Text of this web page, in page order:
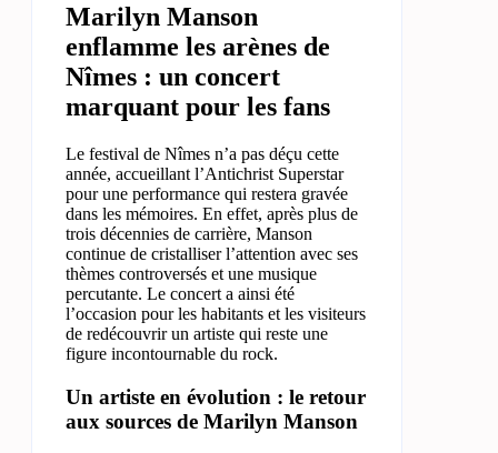
Marilyn Manson
enflamme les arènes de
Nîmes : un concert
marquant pour les fans
Le festival de Nîmes n’a pas déçu cette
année, accueillant l’Antichrist Superstar
pour une performance qui restera gravée
dans les mémoires. En effet, après plus de
trois décennies de carrière, Manson
continue de cristalliser l’attention avec ses
thèmes controversés et une musique
percutante. Le concert a ainsi été
l’occasion pour les habitants et les visiteurs
de redécouvrir un artiste qui reste une
figure incontournable du rock.
Un artiste en évolution : le retour
aux sources de Marilyn Manson